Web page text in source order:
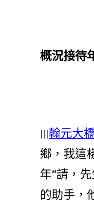
概況接待
|||翰元大
鄉，我這
年“請，
的助手，